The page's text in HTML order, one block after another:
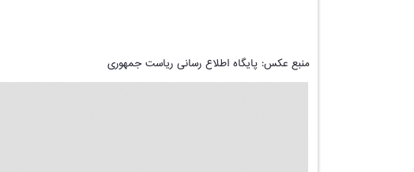
منبع عکس: پایگاه اطلاع رسانی ریاست جمهوری